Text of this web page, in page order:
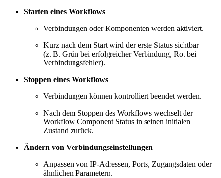
Starten eines Workflows
Verbindungen oder Komponenten werden aktiviert.
Kurz nach dem Start wird der erste Status sichtbar
(z. B. Grün bei erfolgreicher Verbindung, Rot bei
Verbindungsfehler).
Stoppen eines Workflows
Verbindungen können kontrolliert beendet werden.
Nach dem Stoppen des Workflows wechselt der
Workflow Component Status in seinen initialen
Zustand zurück.
Ändern von Verbindungseinstellungen
Anpassen von IP-Adressen, Ports, Zugangsdaten oder
ähnlichen Parametern.